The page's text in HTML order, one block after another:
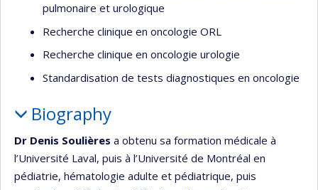
pulmonaire et urologique
Recherche clinique en oncologie ORL
Recherche clinique en oncologie urologie
Standardisation de tests diagnostiques en oncologie
Biography
Dr Denis Soulières a obtenu sa formation médicale à
l’Université Laval, puis à l’Université de Montréal en
pédiatrie, hématologie adulte et pédiatrique, puis